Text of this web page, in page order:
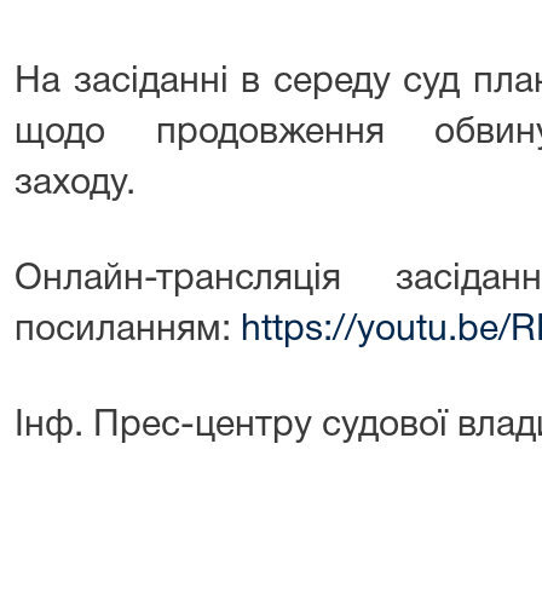
На засіданні в середу суд
щодо продовження
заходу.
Онлайн-трансляція
посиланням: https://youtu.be/
Інф. Прес-центру судової